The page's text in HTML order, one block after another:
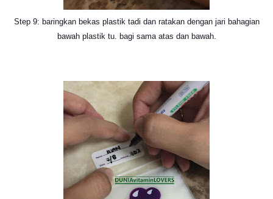
Step 9: baringkan bekas plastik tadi dan ratakan dengan jari bahagian
bawah plastik tu. bagi sama atas dan bawah.